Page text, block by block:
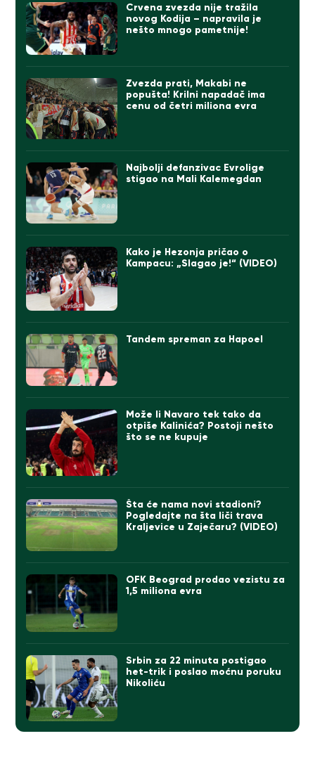
Crvena zvezda nije tražila
novog Kodija – napravila je
nešto mnogo pametnije!
Zvezda prati, Makabi ne
popušta! Krilni napadač ima
cenu od četri miliona evra
Najbolji defanzivac Evrolige
stigao na Mali Kalemegdan
Kako je Hezonja pričao o
Kampacu: „Slagao je!“ (VIDEO)
Tandem spreman za Hapoel
Može li Navaro tek tako da
otpiše Kalinića? Postoji nešto
što se ne kupuje
Šta će nama novi stadioni?
Pogledajte na šta liči trava
Kraljevice u Zaječaru? (VIDEO)
OFK Beograd prodao vezistu za
1,5 miliona evra
Srbin za 22 minuta postigao
het-trik i poslao moćnu poruku
Nikoliću